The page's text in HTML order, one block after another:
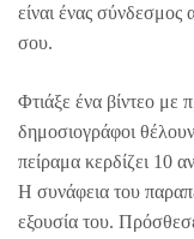
είναι ένας σύνδεσμος
σου.
Φτιάξε ένα βίντεο με
δημοσιογράφοι
πείραμα κερδίζει 10
Η συνάφεια του
εξουσία του.